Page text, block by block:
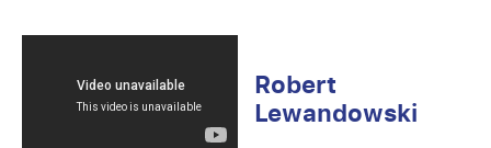
Robert
Lewandowski